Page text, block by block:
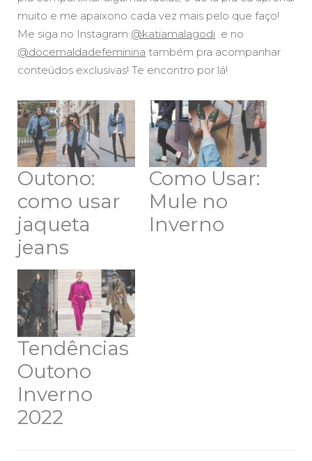
muito e me apaixono cada vez mais pelo que faço!
Me siga no Instagram @katiamalagodi e no
@docemaldadefeminina também pra acompanhar
conteúdos exclusivas! Te encontro por lá!
Outono:
como usar
jaqueta
jeans
Como Usar:
Mule no
Inverno
Tendências
Outono
Inverno
2022